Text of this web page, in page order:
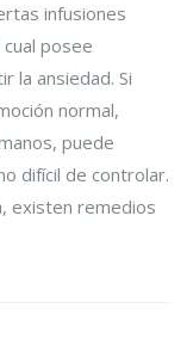
infusiones
cual posee
la ansiedad. Si
normal,
puede
difícil de controlar.
existen remedios